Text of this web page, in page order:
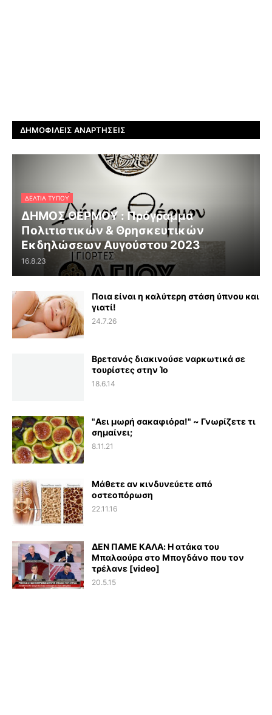
ΔΗΜΟΦΙΛΕΊΣ ΑΝΑΡΤΉΣΕΙΣ
ΔΕΛΤΊΑ ΤΎΠΟΥ
ΔΗΜΟΣ ΘΕΡΜΟΥ : Πρόγραμμα
Πολιτιστικών & Θρησκευτικών
Εκδηλώσεων Αυγούστου 2023
16.8.23
Ποια είναι η καλύτερη στάση ύπνου και
γιατί!
24.7.26
Βρετανός διακινούσε ναρκωτικά σε
τουρίστες στην Ίο
18.6.14
"Αει μωρή σακαφιόρα!" ~ Γνωρίζετε τι
σημαίνει;
8.11.21
Μάθετε αν κινδυνεύετε από
οστεοπόρωση
22.11.16
ΔΕΝ ΠΑΜΕ ΚΑΛΑ: Η ατάκα του
Μπαλαούρα στο Μπογδάνο που τον
τρέλανε [video]
20.5.15